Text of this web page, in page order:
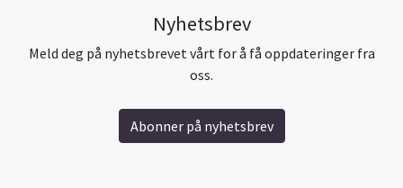
Nyhetsbrev
Meld deg på nyhetsbrevet vårt for å få oppdateringer fra
oss.
Abonner på nyhetsbrev